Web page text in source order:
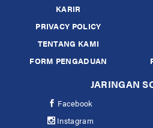
KARIR
PRIVACY POLICY
TENTANG KAMI
FORM PENGADUAN
JARINGAN
Facebook
Instagram